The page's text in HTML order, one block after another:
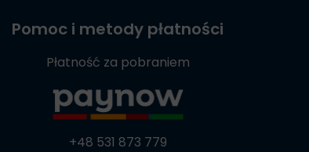
Pomoc i metody płatności
Płatność za pobraniem
+48 531 873 779